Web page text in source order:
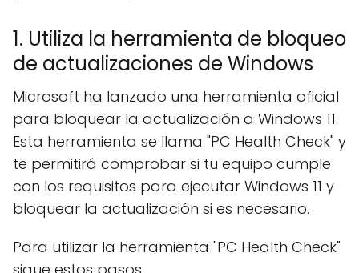
1. Utiliza la herramienta de bloqueo
de actualizaciones de Windows
Microsoft ha lanzado una herramienta oficial
para bloquear la actualización a Windows 11.
Esta herramienta se llama "PC Health Check" y
te permitirá comprobar si tu equipo cumple
con los requisitos para ejecutar Windows 11 y
bloquear la actualización si es necesario.
Para utilizar la herramienta "PC Health Check"